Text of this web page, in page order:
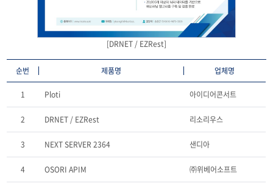
[DRNET / EZRest]
순번 제품명 업체명
1 Ploti 아이디어콘서트
2 DRNET / EZRest 리소리우스
3 NEXT SERVER 2364 샌디아
4 OSORI APIM ㈜위베어소프트